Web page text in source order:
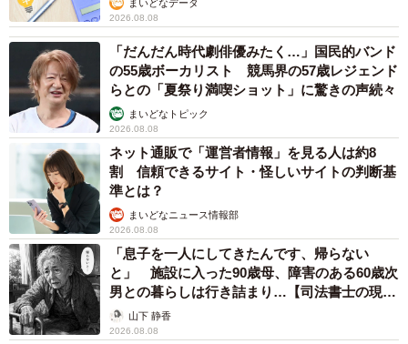
まいどなデータ
2026.08.08
「だんだん時代劇俳優みたく…」国民的バンド
の55歳ボーカリスト 競馬界の57歳レジェンド
らとの「夏祭り満喫ショット」に驚きの声続々
まいどなトピック
2026.08.08
ネット通販で「運営者情報」を見る人は約8
割 信頼できるサイト・怪しいサイトの判断基
準とは？
まいどなニュース情報部
2026.08.08
「息子を一人にしてきたんです、帰らない
と」 施設に入った90歳母、障害のある60歳次
男との暮らしは行き詰まり…【司法書士の現場
から】山下 静香
2026.08.08